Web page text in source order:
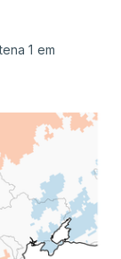
1 em